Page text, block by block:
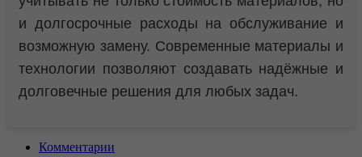
и долгосрочные расходы на обслуживание и
возможную замену. Современные материалы и
технологии позволяют создавать надёжные и
долговечные решения для любых задач.
Комментарии